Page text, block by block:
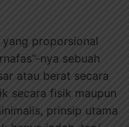
proporsional
nya sebuah
atau berat secara
secara fisik maupun
prinsip utama